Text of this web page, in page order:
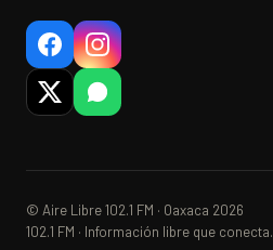
© Aire Libre 102.1 FM · Oaxaca 2026
102.1 FM · Información libre que conecta.